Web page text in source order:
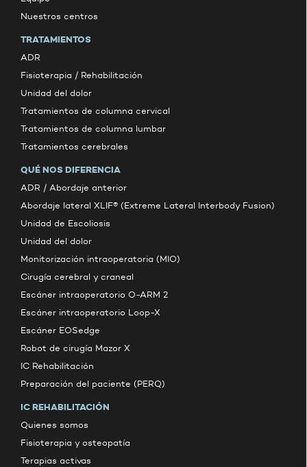
Nuestros centros
TRATAMIENTOS
ADR
Fisioterapia / Rehabilitación
Unidad del dolor
Tratamientos de columna cervical
Tratamientos de columna lumbar
Tratamientos cerebrales
QUÉ NOS DIFERENCIA
ADR / Abordaje anterior
Abordaje lateral XLIF® (Extreme Lateral Interbody Fusion)
Unidad de Escoliosis
Unidad del dolor
Monitorización intraoperatoria (MIO)
Cirugía cerebral y craneal
Escáner intraoperatorio O-ARM 2
Escáner intraoperatorio Loop-X
Escáner EOSedge
Robot de cirugía Mazor X
IC Rehabilitación
Preparación del paciente (PERQ)
IC REHABILITACIÓN
Quienes somos
Fisioterapia y osteopatía
Terapias activas